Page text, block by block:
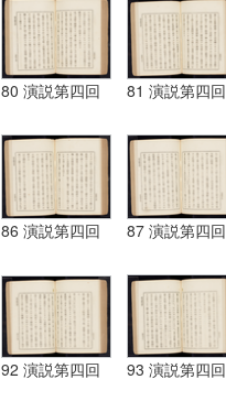
80 演説第四回 81 演説第四回
86 演説第四回 87 演説第四回
92 演説第四回 93 演説第四回